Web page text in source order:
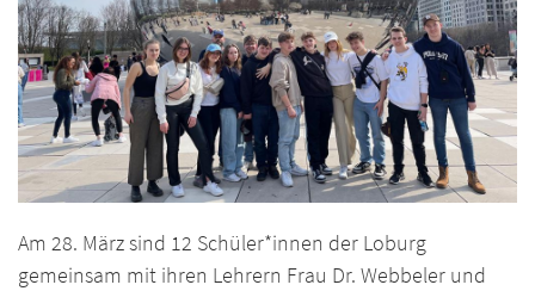
Am 28. März sind 12 Schüler*innen der Loburg
gemeinsam mit ihren Lehrern Frau Dr. Webbeler und